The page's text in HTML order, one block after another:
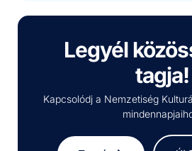
Legyél
tagja!
Kapcsolódj a Nemzetiség